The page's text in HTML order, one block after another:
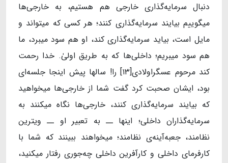
دنبال سرمایه‌گذاری خارجی هم هستیم، به خارجی‌ها
میگوییم بیایند سرمایه‌گذاری کنند؛ هر کسی که میتواند و
مایل است، بیاید سرمایه‌گذاری کند، او هم سود میبرد، ما
هم سود میبریم؛ داخلی‌ها که به طریق اولیٰ. خدا رحمت
کند مرحوم عسگراولادی[۱۳] را! سالها پیش اینجا جلسه‌ای
بود،‌ ایشان صحبت کرد گفت شما از خارجی‌ها میخواهید
که بیایند سرمایه‌گذاری کنند، خارجی‌ها نگاه میکنند به
سرمایه‌گذاران داخلی؛ اینها ــ به تعبیر او ــ ویترین
نظامند، جعبه‌آینه‌ی نظامند؛ میخواهند ببینند که شما با
کارفرمای داخلی و کارآفرین داخلی چه‌جوری رفتار میکنید،